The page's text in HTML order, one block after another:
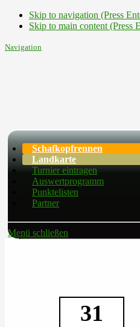
Skip to navigation (Press
Skip to main content (Press
Navigation
Schafkopfrennen
Landkarte
Turnier eintragen
Auswertprogramm
Punktelisten
Partner
Menü schließen
31